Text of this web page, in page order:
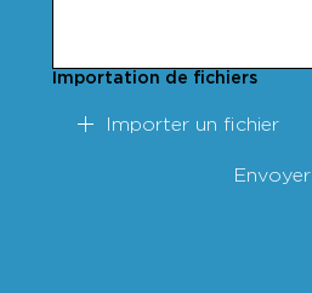
Importation de fichiers
Importer un fichier
Envoyer